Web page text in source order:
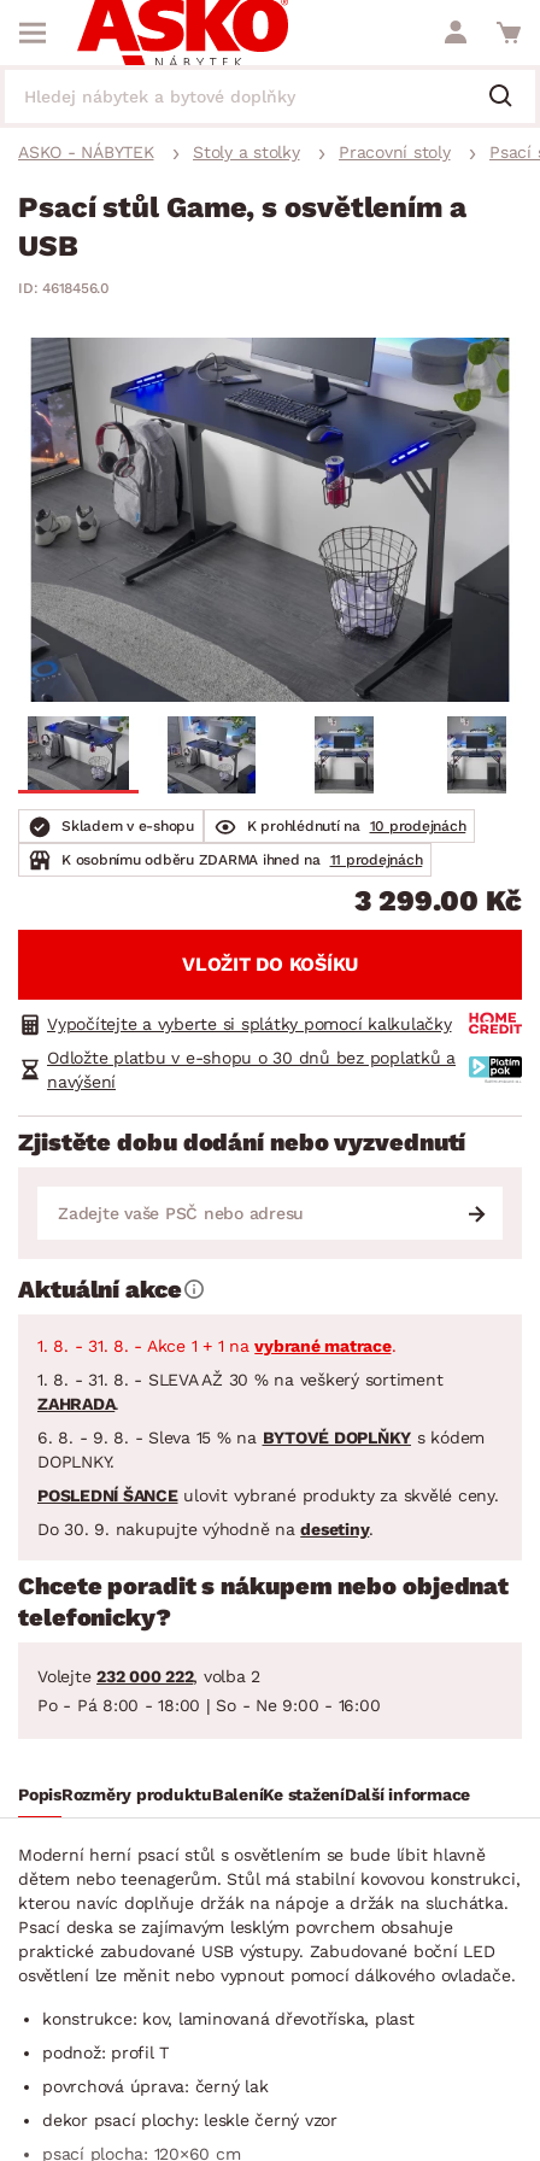
ASKO - NÁBYTEK Stoly a stolky Pracovní stoly Psací
Psací stůl Game, s osvětlením a
USB
ID: 4618456.0
Skladem v e-shopu K prohlédnutí na
10 prodejnách
K osobnímu odběru ZDARMA ihned na
11 prodejnách
3 299.00 Kč
VLOŽIT DO KOŠÍKU
Vypočítejte a vyberte si splátky pomocí kalkulačky
Odložte platbu v e-shopu o 30 dnů bez poplatků a
navýšení
Zjistěte dobu dodání nebo vyzvednutí
Aktuální akce
1. 8. - 31. 8. - Akce 1 + 1 navybrané matrace.
1. 8. - 31. 8. - SLEVA AŽ 30 % na veškerý sortiment
ZAHRADA.
6. 8. - 9. 8. - Sleva 15 % na BYTOVÉ DOPLŇKY s kódem
DOPLNKY.
POSLEDNÍ ŠANCEulovit vybrané produkty za skvělé ceny.
Do 30. 9. nakupujte výhodně nadesetiny.
Chcete poradit s nákupem nebo objednat
telefonicky?
Volejte 232 000 222, volba 2
Po - Pá 8:00 - 18:00 | So - Ne 9:00 - 16:00
PopisRozměry produktuBaleníKe staženíDalší informace
Moderní herní psací stůl s osvětlením se bude líbit hlavně
dětem nebo teenagerům. Stůl má stabilní kovovou konstrukci,
kterou navíc doplňuje držák na nápoje a držák na sluchátka.
Psací deska se zajímavým lesklým povrchem obsahuje
praktické zabudované USB výstupy. Zabudované boční LED
osvětlení lze měnit nebo vypnout pomocí dálkového ovladače.
konstrukce: kov, laminovaná dřevotříska, plast
podnož: profil T
povrchová úprava: černý lak
dekor psací plochy: leskle černý vzor
psací plocha: 120×60 cm